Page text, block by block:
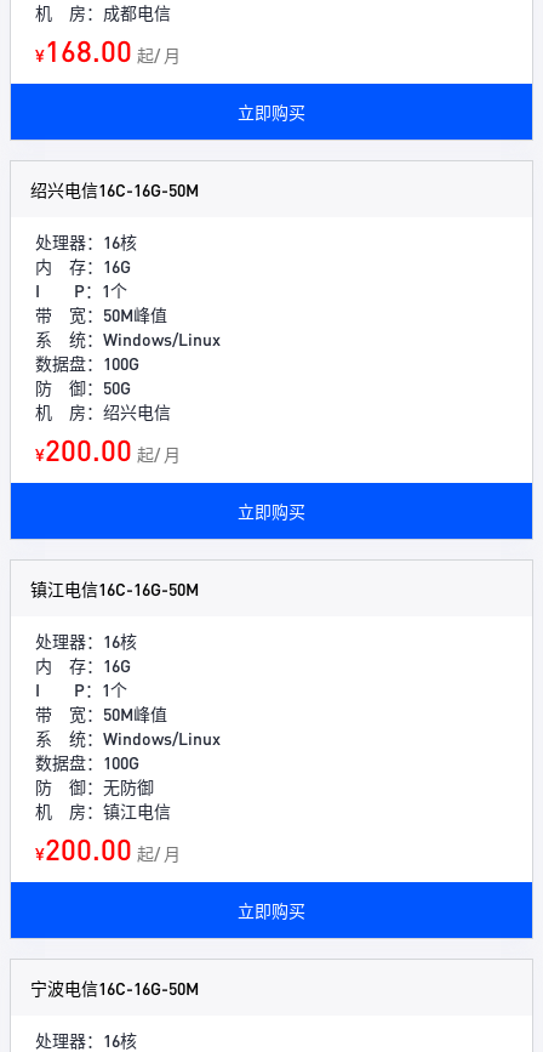
机 房：成都电信
¥168.00 起/ 月
立即购买
绍兴电信16C-16G-50M
处理器：16核
内 存：16G
I P：1个
带 宽：50M峰值
系 统：Windows/Linux
数据盘：100G
防 御：50G
机 房：绍兴电信
¥200.00 起/ 月
立即购买
镇江电信16C-16G-50M
处理器：16核
内 存：16G
I P：1个
带 宽：50M峰值
系 统：Windows/Linux
数据盘：100G
防 御：无防御
机 房：镇江电信
¥200.00 起/ 月
立即购买
宁波电信16C-16G-50M
处理器：16核